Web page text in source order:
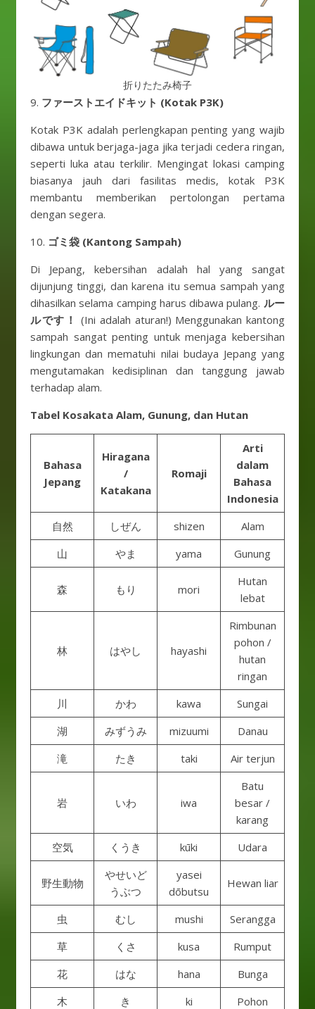
折りたたみ椅子
9. ファーストエイドキット (Kotak P3K)
Kotak P3K adalah perlengkapan penting yang wajib
dibawa untuk berjaga-jaga jika terjadi cedera ringan,
seperti luka atau terkilir. Mengingat lokasi camping
biasanya jauh dari fasilitas medis, kotak P3K
membantu memberikan pertolongan pertama
dengan segera.
10. ゴミ袋 (Kantong Sampah)
Di Jepang, kebersihan adalah hal yang sangat
dijunjung tinggi, dan karena itu semua sampah yang
dihasilkan selama camping harus dibawa pulang. ルー
ルです！
(Ini adalah aturan!) Menggunakan kantong
sampah sangat penting untuk menjaga kebersihan
lingkungan dan mematuhi nilai budaya Jepang yang
mengutamakan kedisiplinan dan tanggung jawab
terhadap alam.
Tabel Kosakata Alam, Gunung, dan Hutan
Bahasa
Jepang
Hiragana
/
Katakana
Romaji
Arti
dalam
Bahasa
Indonesia
自然
しぜん shizen
Alam
山
やま yama Gunung
森 もり mori
Hutan
lebat
林 はやし hayashi
Rimbunan
pohon /
hutan
ringan
川
かわ kawa
Sungai
湖
みずうみ mizuumi
Danau
滝
たき taki Air terjun
岩 いわ iwa
Batu
besar /
karang
空気
くうき kūki Udara
野生動物
やせいど
うぶつ
yasei
dōbutsu
Hewan liar
虫 むし mushi
Serangga
草
くさ kusa
Rumput
花
はな hana
Bunga
木
き ki
Pohon